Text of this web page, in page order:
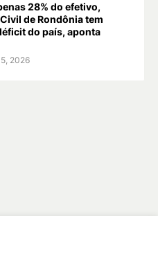
28% do efetivo,
de Rondônia tem
do país, aponta
2026